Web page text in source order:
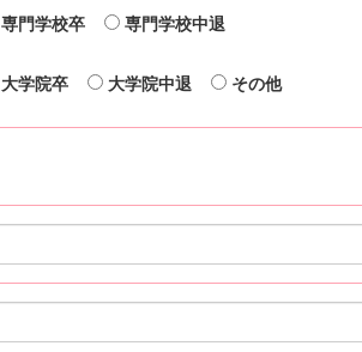
専門学校卒 専門学校中退
大学院卒 大学院中退 その他